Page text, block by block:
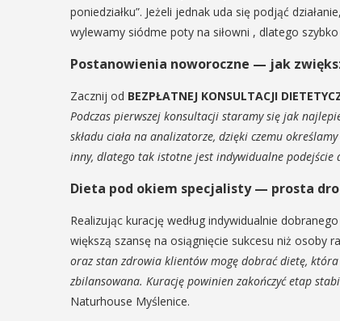
poniedziałku”. Jeżeli jednak uda się podjąć
wylewamy siódme poty na siłowni , dlatego
Postanowienia noworoczne — jak
Zacznij od BEZPŁATNEJ KONSULTACJI
Podczas pierwszej konsultacji staramy się jak
składu ciała na analizatorze, dzięki czemu
inny, dlatego tak istotne jest indywidualne podejście
Dieta pod okiem specjalisty — prosta
Realizując kurację według indywidualnie
większą szansę na osiągnięcie sukcesu niż osoby
oraz stan zdrowia klientów mogę dobrać dietę,
zbilansowana. Kurację powinien zakończyć etap
Naturhouse Myślenice.
29
SIERPIEŃ
V Turniej